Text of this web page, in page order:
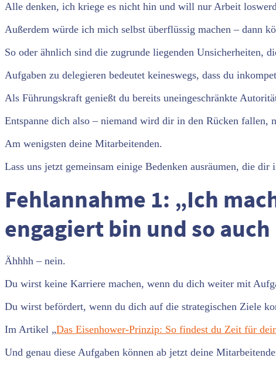
Alle denken, ich kriege es nicht hin und will nur Arbeit
Außerdem würde ich mich selbst überflüssig machen – dann
So oder ähnlich sind die zugrunde liegenden Unsicherheiten,
Aufgaben zu delegieren bedeutet keineswegs, dass du
Als Führungskraft genießt du bereits uneingeschränkte
Entspanne dich also – niemand wird dir in den Rücken fallen,
Am wenigsten deine Mitarbeitenden.
Lass uns jetzt gemeinsam einige Bedenken ausräumen, die
Fehlannahme 1: „Ich
engagiert bin und so
Ähhhh – nein.
Du wirst keine Karriere machen, wenn du dich weiter mit
Du wirst befördert, wenn du dich auf die strategischen Ziele
Im Artikel „Das Eisenhower-Prinzip: So findest du Zeit für
Und genau diese Aufgaben können ab jetzt deine